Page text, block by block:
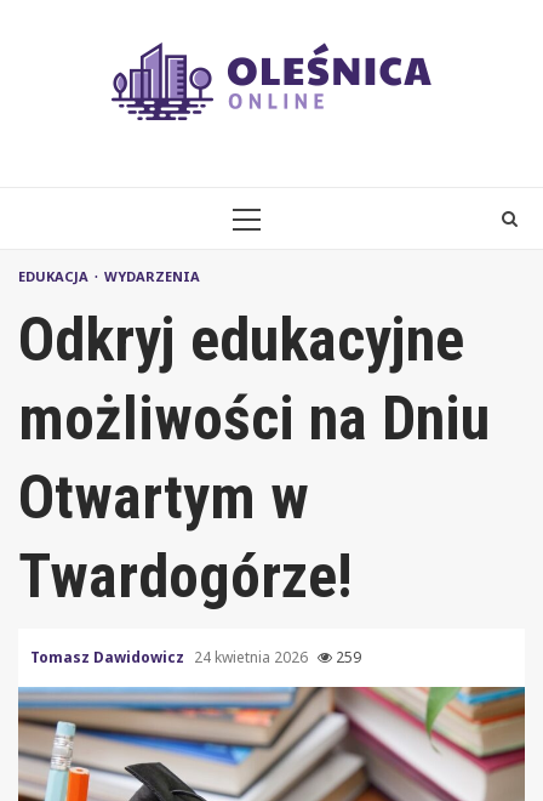
PRIMARY
EDUKACJA WYDARZENIA
Odkryj edukacyjne
możliwości na Dniu
Otwartym w
Twardogórze!
Tomasz Dawidowicz 24 kwietnia 2026 259